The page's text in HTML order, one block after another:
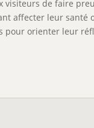
visiteurs de faire
affecter leur santé
pour orienter leur